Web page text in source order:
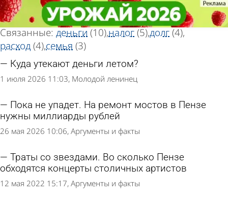
«Бюджет»
Тег статей
Всего найдено 64 статьи
Связанные: деньги (10)налог(5)долг(4)
расход(4)семья (3)
Куда утекают деньги летом?
1 июля 2026 11:03 Молодой ленинец
Пока не упадет. На ремонт мостов в Пензе
нужны миллиарды рублей
26 мая 2026 10:06 Аргументы и факты
Траты со звездами. Во сколько Пензе
обходятся концерты столичных артистов
12 мая 2022 15:17 Аргументы и факты
«Бюджет»
Тег статей